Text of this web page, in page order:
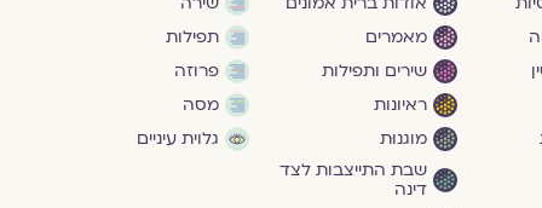
מאמרים
שירים ותפילות
ראיונות
מוגנוּת
שבת התייצבות לצד
דינה
תפילות
פרוזה
מסה
גלוית עיניים